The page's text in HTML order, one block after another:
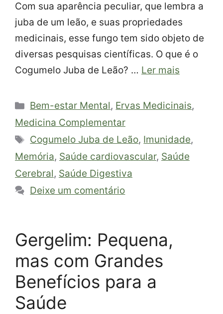
Com sua aparência peculiar, que lembra a
juba de um leão, e suas propriedades
medicinais, esse fungo tem sido objeto de
diversas pesquisas científicas. O que é o
Cogumelo Juba de Leão? … Ler mais
Categorias
Bem-estar Mental, Ervas Medicinais,
Medicina Complementar
Tags
Cogumelo Juba de Leão, Imunidade,
Memória, Saúde cardiovascular, Saúde
Cerebral, Saúde Digestiva
Deixe um comentário
Gergelim: Pequena,
mas com Grandes
Benefícios para a
Saúde